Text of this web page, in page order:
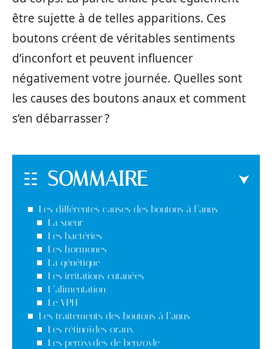
être sujette à de telles apparitions. Ces
boutons créent de véritables sentiments
d’inconfort et peuvent influencer
négativement votre journée. Quelles sont
les causes des boutons anaux et comment
s’en débarrasser ?
SOMMAIRE
Les différentes causes des boutons à l’anus
La sueur
Les bactéries
Les hormones
La génétique
Les irritations cutanées
L’alimentation
Le VPH
Les traitements des boutons à l’anus
Les rétinoïdes oraux
Les peroxydes de benzoyle